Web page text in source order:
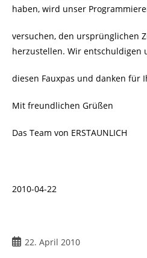
haben, wird unser
versuchen, den ursprünglichen
herzustellen. Wir entschuldigen
diesen Fauxpas und danken für
Mit freundlichen Grüßen
Das Team von ERSTAUNLICH
2010-04-22
Beitrag
22. April 2010